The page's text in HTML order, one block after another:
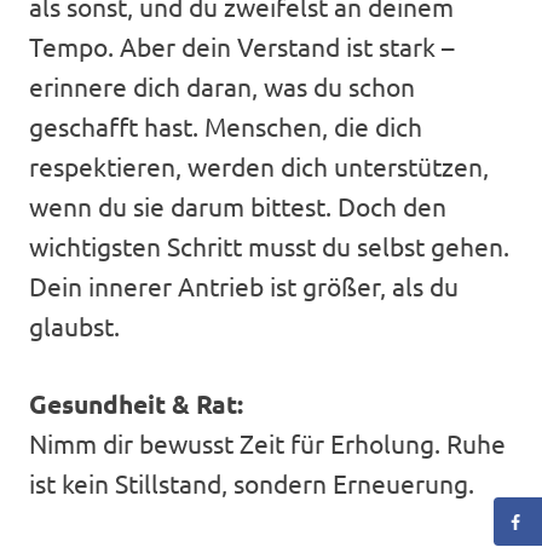
Tempo. Aber dein Verstand ist stark –
erinnere dich daran, was du schon
geschafft hast. Menschen, die dich
respektieren, werden dich unterstützen,
wenn du sie darum bittest. Doch den
wichtigsten Schritt musst du selbst gehen.
Dein innerer Antrieb ist größer, als du
glaubst.
Gesundheit & Rat:
Nimm dir bewusst Zeit für Erholung. Ruhe
ist kein Stillstand, sondern Erneuerung.